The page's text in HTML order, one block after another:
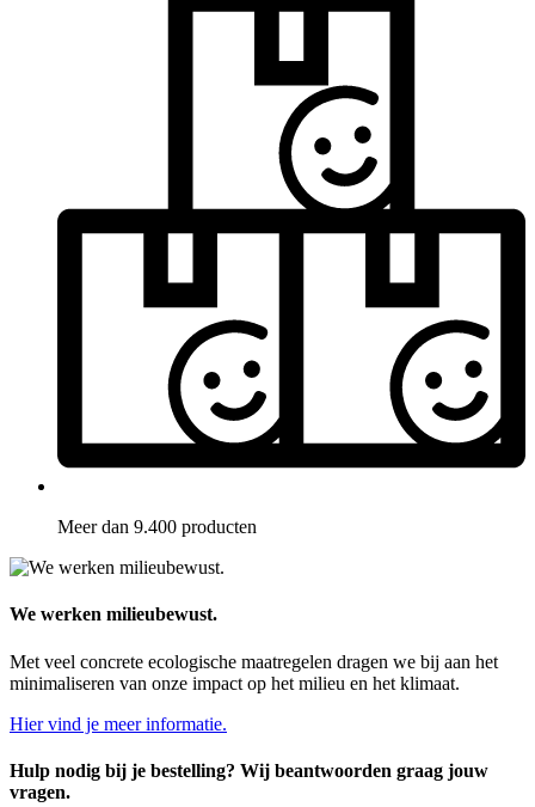
Meer dan 9.400 producten
We werken milieubewust.
Met veel concrete ecologische maatregelen dragen we bij aan het
minimaliseren van onze impact op het milieu en het klimaat.
Hier vind je meer informatie.
Hulp nodig bij je bestelling? Wij beantwoorden graag jouw
vragen.